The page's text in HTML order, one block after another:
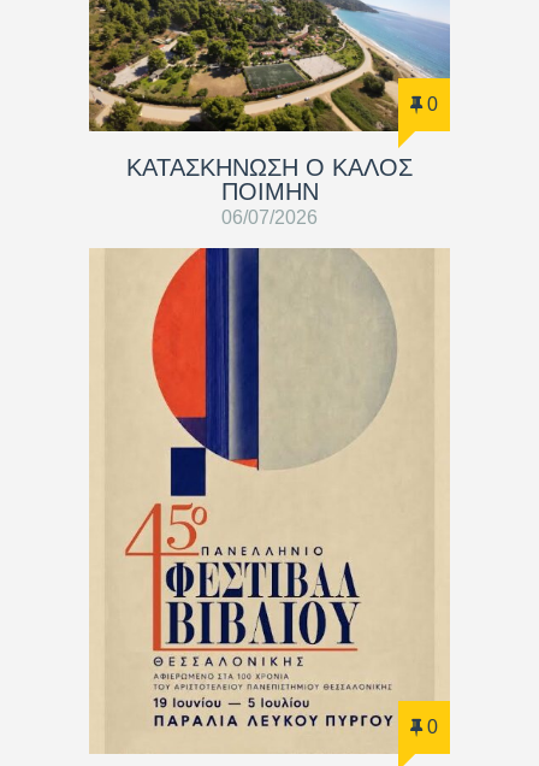
0
ΚΑΤΑΣΚΗΝΩΣΗ Ο ΚΑΛΟΣ
ΠΟΙΜΗΝ
06/07/2026
0